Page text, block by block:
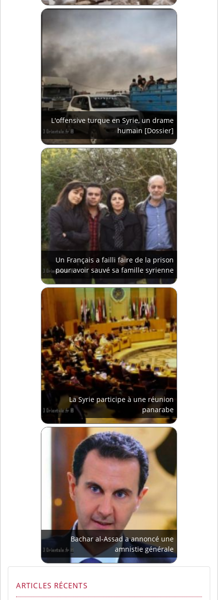
L'offensive turque en Syrie, un drame
humain [Dossier]
Un Français a failli faire de la prison
pour avoir sauvé sa famille syrienne
La Syrie participe à une réunion
panarabe
Bachar al-Assad a annoncé une
amnistie générale
ARTICLES RÉCENTS